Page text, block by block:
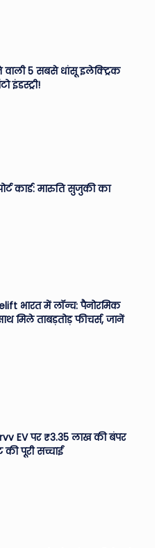
5 सबसे धांसू इलेक्ट्रिक
इंडस्ट्री!
कार्ड: मारुति सुजुकी का
भारत में लॉन्च: पैनोरमिक
मिले ताबड़तोड़ फीचर्स, जानें
EV पर ₹3.35 लाख की बंपर
पूरी सच्चाई